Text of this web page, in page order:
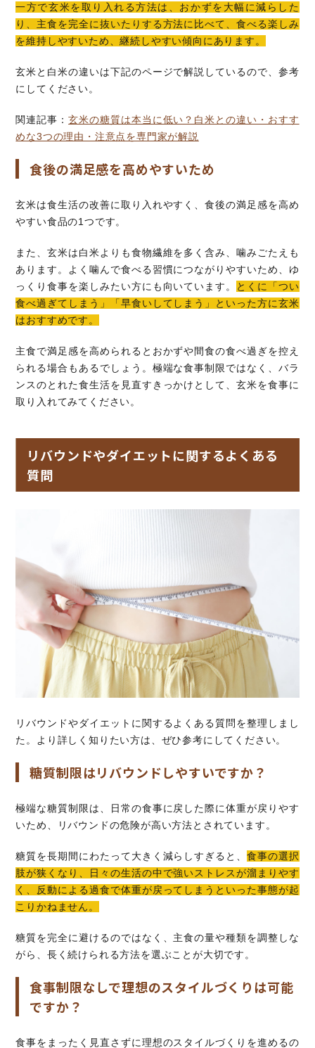
一方で玄米を取り入れる方法は、おかずを大幅に減らした
り、主食を完全に抜いたりする方法に比べて、食べる楽しみ
を維持しやすいため、継続しやすい傾向にあります。
玄米と白米の違いは下記のページで解説しているので、参考
にしてください。
関連記事：玄米の糖質は本当に低い？白米との違い・おすす
めな3つの理由・注意点を専門家が解説
食後の満足感を高めやすいため
玄米は食生活の改善に取り入れやすく、食後の満足感を高め
やすい食品の1つです。
また、玄米は白米よりも食物繊維を多く含み、噛みごたえも
あります。よく噛んで食べる習慣につながりやすいため、ゆ
っくり食事を楽しみたい方にも向いています。
とくに「つい
食べ過ぎてしまう」「早食いしてしまう」といった方に玄米
はおすすめです。
主食で満足感を高められるとおかずや間食の食べ過ぎを控え
られる場合もあるでしょう。極端な食事制限ではなく、バラ
ンスのとれた食生活を見直すきっかけとして、玄米を食事に
取り入れてみてください。
リバウンドやダイエットに関するよくある
質問
リバウンドやダイエットに関するよくある質問を整理しまし
た。より詳しく知りたい方は、ぜひ参考にしてください。
糖質制限はリバウンドしやすいですか？
極端な糖質制限は、日常の食事に戻した際に体重が戻りやす
いため、リバウンドの危険が高い方法とされています。
糖質を長期間にわたって大きく減らしすぎると、食事の選択
肢が狭くなり、日々の生活の中で強いストレスが溜まりやす
く、反動による過食で体重が戻ってしまうといった事態が起
こりかねません。
糖質を完全に避けるのではなく、主食の量や種類を調整しな
がら、長く続けられる方法を選ぶことが大切です。
食事制限なしで理想のスタイルづくりは可能
ですか？
食事をまったく見直さずに理想のスタイルづくりを進めるの